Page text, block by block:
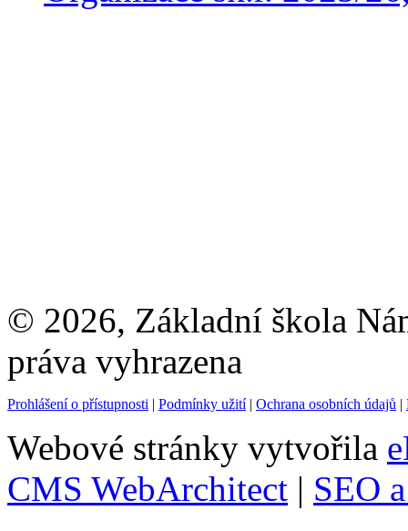
© 2026, Základní škola
práva vyhrazena
Prohlášení o přístupnosti | Podmínky užití| Ochrana osobních údajů |
Webové stránky vytvořila
CMS WebArchitect | SEO